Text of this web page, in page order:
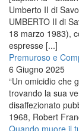
Umberto II di
UMBERTO II di
18 marzo 1983),
espresse [...]
Premuroso e
6 Giugno 2025
“Un omicidio che
trovando la sua
disaffezionato
1968, Robert